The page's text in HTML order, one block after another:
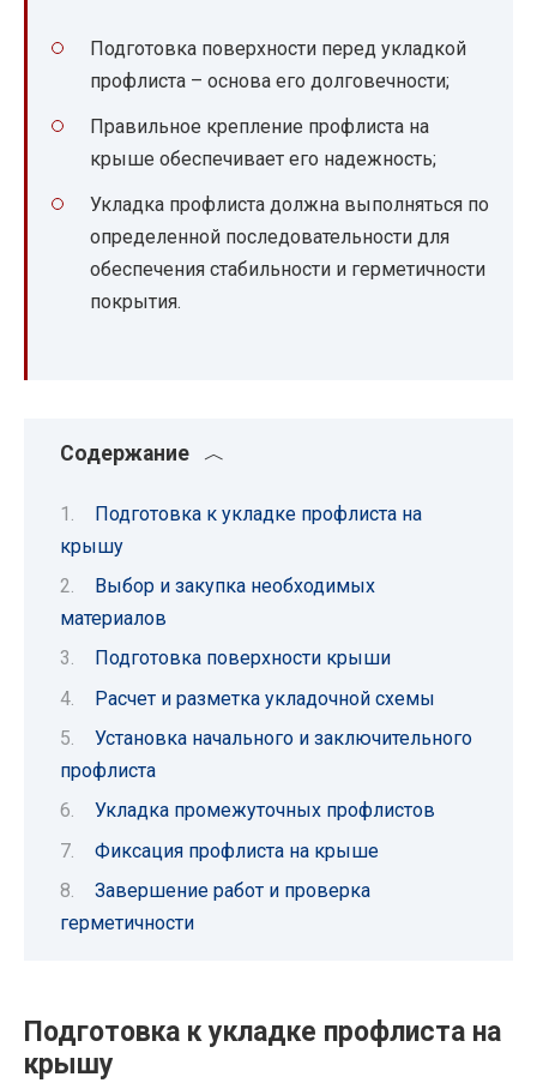
Подготовка поверхности перед укладкой
профлиста – основа его долговечности;
Правильное крепление профлиста на
крыше обеспечивает его надежность;
Укладка профлиста должна выполняться по
определенной последовательности для
обеспечения стабильности и герметичности
покрытия.
Содержание
Подготовка к укладке профлиста на
крышу
Выбор и закупка необходимых
материалов
Подготовка поверхности крыши
Расчет и разметка укладочной схемы
Установка начального и заключительного
профлиста
Укладка промежуточных профлистов
Фиксация профлиста на крыше
Завершение работ и проверка
герметичности
Подготовка к укладке профлиста на
крышу